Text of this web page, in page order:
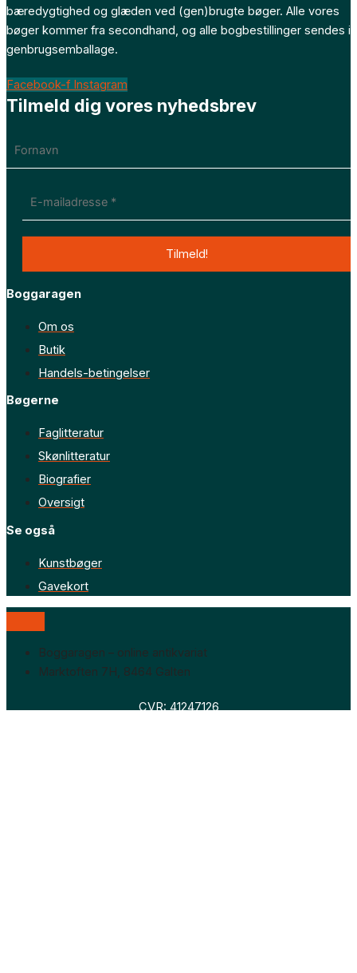
bæredygtighed og glæden ved (gen)brugte bøger. Alle vores
bøger kommer fra secondhand, og alle bogbestillinger sendes i
genbrugsemballage.
Facebook-f Instagram
Tilmeld dig vores nyhedsbrev
Boggaragen
Om os
Butik
Handels-betingelser
Bøgerne
Faglitteratur
Skønlitteratur
Biografier
Oversigt
Se også
Kunstbøger
Gavekort
Boggaragen – online antikvariat
Marktoften 7H, 8464 Galten
CVR: 41247126